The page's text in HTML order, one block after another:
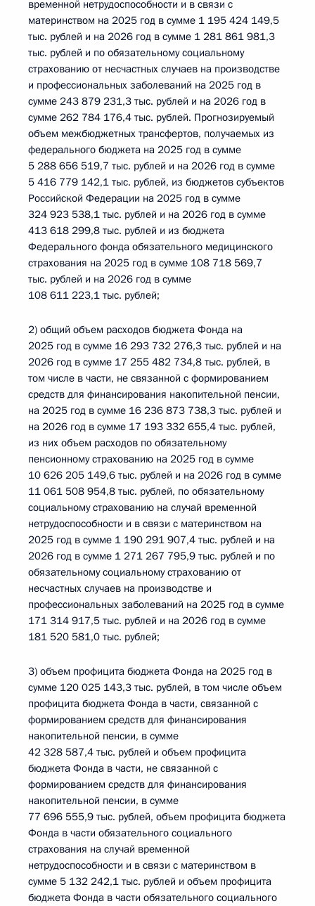
временной нетрудоспособности и в связи с
материнством на 2025 год в сумме 1 195 424 149,5
тыс. рублей и на 2026 год в сумме 1 281 861 981,3
тыс. рублей и по обязательному социальному
страхованию от несчастных случаев на производстве
и профессиональных заболеваний на 2025 год в
сумме 243 879 231,3 тыс. рублей и на 2026 год в
сумме 262 784 176,4 тыс. рублей. Прогнозируемый
объем межбюджетных трансфертов, получаемых из
федерального бюджета на 2025 год в сумме
5 288 656 519,7 тыс. рублей и на 2026 год в сумме
5 416 779 142,1 тыс. рублей, из бюджетов субъектов
Российской Федерации на 2025 год в сумме
324 923 538,1 тыс. рублей и на 2026 год в сумме
413 618 299,8 тыс. рублей и из бюджета
Федерального фонда обязательного медицинского
страхования на 2025 год в сумме 108 718 569,7
тыс. рублей и на 2026 год в сумме
108 611 223,1 тыс. рублей;
2) общий объем расходов бюджета Фонда на
2025 год в сумме 16 293 732 276,3 тыс. рублей и на
2026 год в сумме 17 255 482 734,8 тыс. рублей, в
том числе в части, не связанной с формированием
средств для финансирования накопительной пенсии,
на 2025 год в сумме 16 236 873 738,3 тыс. рублей и
на 2026 год в сумме 17 193 332 655,4 тыс. рублей,
из них объем расходов по обязательному
пенсионному страхованию на 2025 год в сумме
10 626 205 149,6 тыс. рублей и на 2026 год в сумме
11 061 508 954,8 тыс. рублей, по обязательному
социальному страхованию на случай временной
нетрудоспособности и в связи с материнством на
2025 год в сумме 1 190 291 907,4 тыс. рублей и на
2026 год в сумме 1 271 267 795,9 тыс. рублей и по
обязательному социальному страхованию от
несчастных случаев на производстве и
профессиональных заболеваний на 2025 год в сумме
171 314 917,5 тыс. рублей и на 2026 год в сумме
181 520 581,0 тыс. рублей;
3) объем профицита бюджета Фонда на 2025 год в
сумме 120 025 143,3 тыс. рублей, в том числе объем
профицита бюджета Фонда в части, связанной с
формированием средств для финансирования
накопительной пенсии, в сумме
42 328 587,4 тыс. рублей и объем профицита
бюджета Фонда в части, не связанной с
формированием средств для финансирования
накопительной пенсии, в сумме
77 696 555,9 тыс. рублей, объем профицита бюджета
Фонда в части обязательного социального
страхования на случай временной
нетрудоспособности и в связи с материнством в
сумме 5 132 242,1 тыс. рублей и объем профицита
бюджета Фонда в части обязательного социального